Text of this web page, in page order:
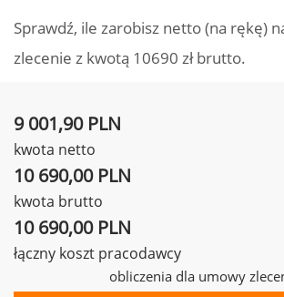
Sprawdź, ile zarobisz netto (na rękę)
zlecenie z kwotą 10690 zł brutto.
9 001,90 PLN
kwota netto
10 690,00 PLN
kwota brutto
10 690,00 PLN
łączny koszt pracodawcy
obliczenia dla umowy